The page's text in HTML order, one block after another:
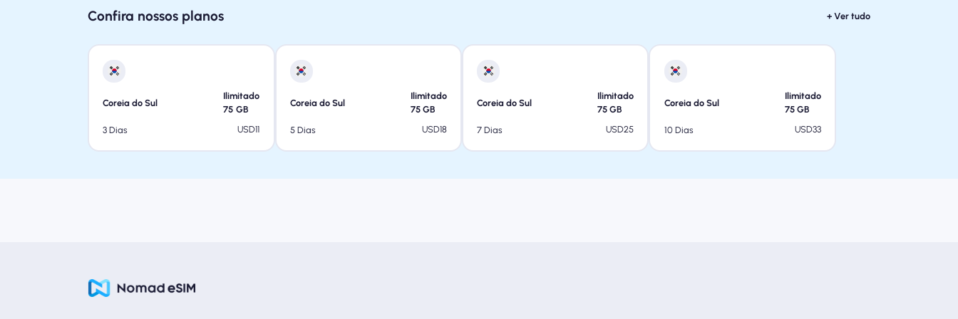
Confira nossos planos + Ver tudo
Coreia do Sul
Ilimitado
75 GB
3 Dias
USD11
Coreia do Sul
Ilimitado
75 GB
5 Dias
USD18
Coreia do Sul
Ilimitado
75 GB
7 Dias
USD25
Coreia do Sul
Ilimitado
75 GB
10 Dias
USD33